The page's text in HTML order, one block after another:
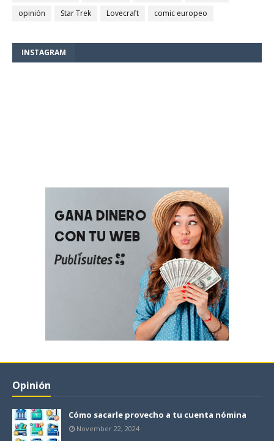
opinión
Star Trek Lovecraft comic europeo
INSTAGRAM
Opinión
Cómo sacarle provecho a tu cuenta nómina
November 22, 2024